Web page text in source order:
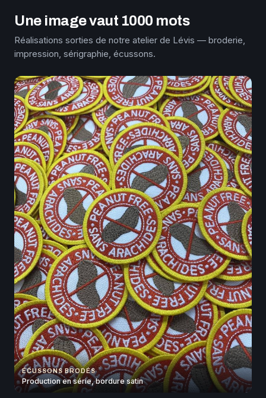
Une image vaut 1000 mots
Réalisations sorties de notre atelier de Lévis — broderie,
impression, sérigraphie, écussons.
ÉCUSSONS BRODÉS
Production en série, bordure satin